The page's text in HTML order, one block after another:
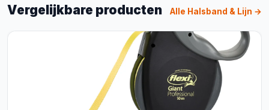
Vergelijkbare producten Alle Halsband & Lijn →